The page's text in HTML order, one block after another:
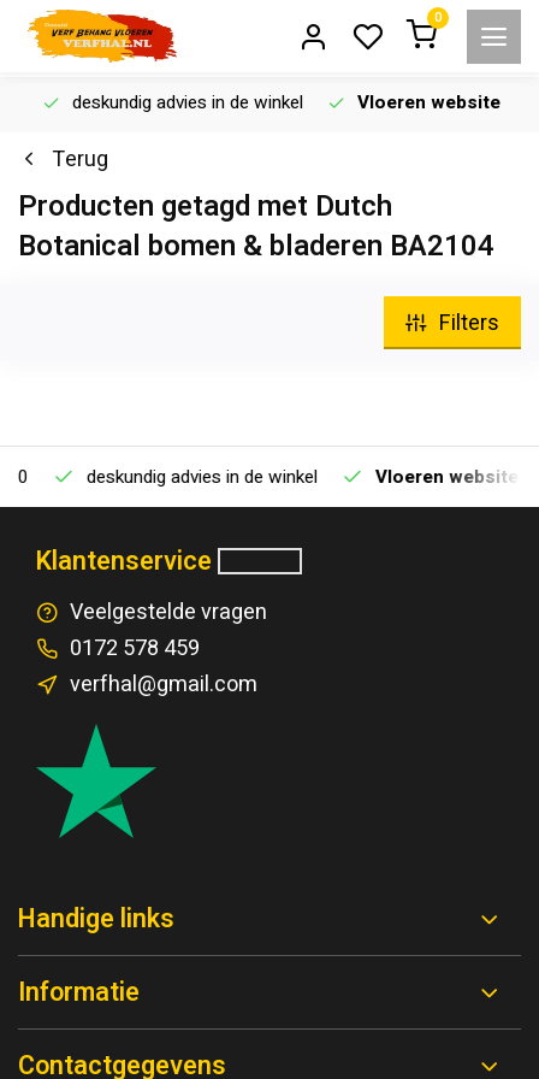
0
deskundig advies in de winkel Vloeren website
Terug
Producten getagd met Dutch
Botanical bomen & bladeren BA2104
Filters
deskundig advies in de winkel Vloeren website
Klantenservice
Veelgestelde vragen
0172 578 459
verfhal@gmail.com
Handige links
Informatie
Contactgegevens